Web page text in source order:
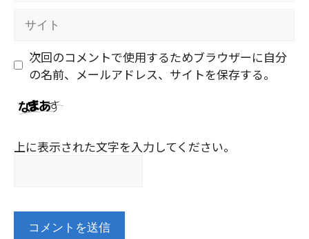
次回のコメントで使用するためブラウザーに自分
の名前、メールアドレス、サイトを保存する。
上に表示された文字を入力してください。